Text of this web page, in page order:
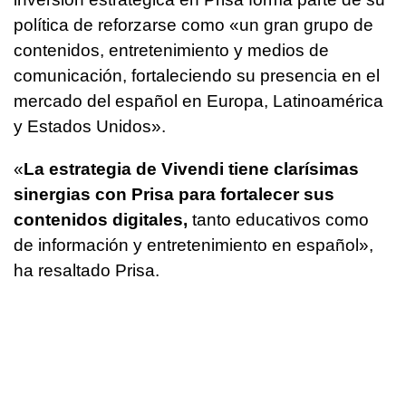
política de reforzarse como «un gran grupo de
contenidos, entretenimiento y medios de
comunicación, fortaleciendo su presencia en el
mercado del español en Europa, Latinoamérica
y Estados Unidos».
«La estrategia de Vivendi tiene clarísimas
sinergias con Prisa para fortalecer sus
contenidos digitales, tanto educativos como
de información y entretenimiento en español»,
ha resaltado Prisa.